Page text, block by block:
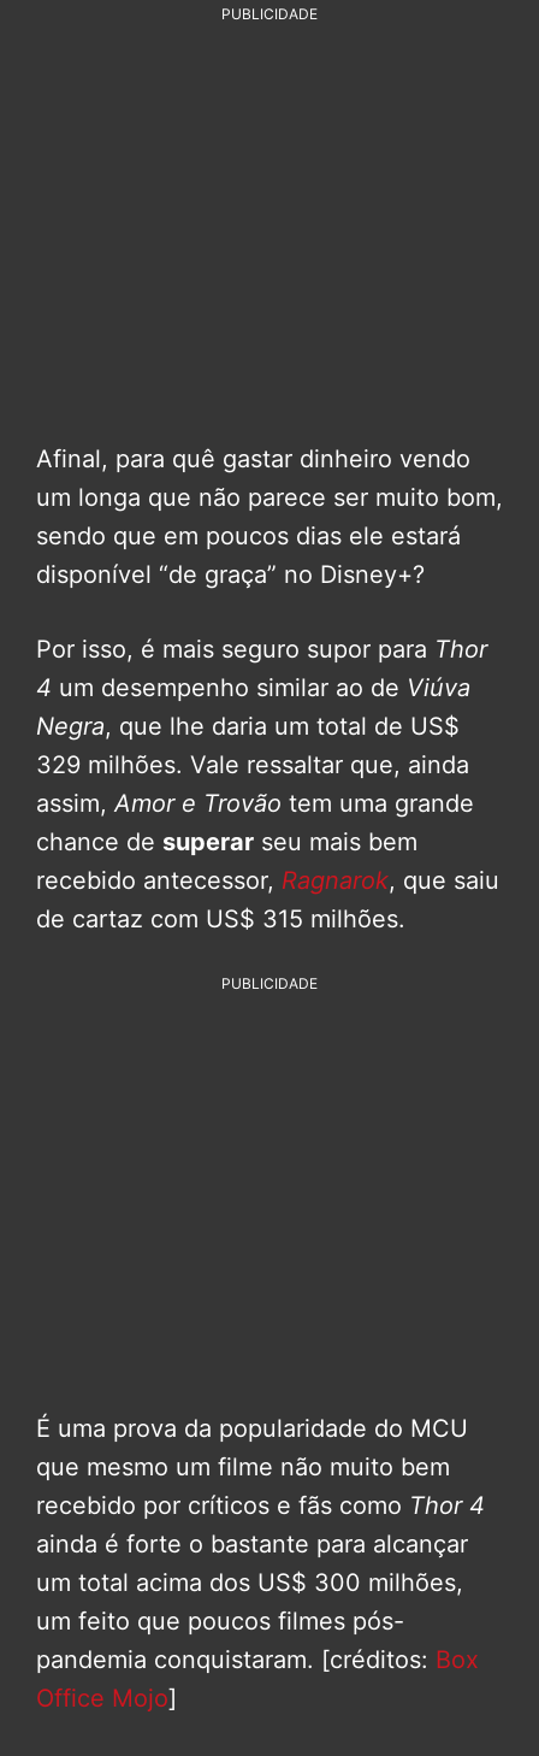
PUBLICIDADE
Afinal, para quê gastar dinheiro vendo
um longa que não parece ser muito bom,
sendo que em poucos dias ele estará
disponível “de graça” no Disney+?
Por isso, é mais seguro supor para Thor
4 um desempenho similar ao de Viúva
Negra, que lhe daria um total de US$
329 milhões. Vale ressaltar que, ainda
assim,Amor e Trovão tem uma grande
chance de superar seu mais bem
recebido antecessor, Ragnarok, que saiu
de cartaz com US$ 315 milhões.
PUBLICIDADE
É uma prova da popularidade do MCU
que mesmo um filme não muito bem
recebido por críticos e fãs como Thor 4
ainda é forte o bastante para alcançar
um total acima dos US$ 300 milhões,
um feito que poucos filmes pós-
pandemia conquistaram. [créditos: Box
Office Mojo]